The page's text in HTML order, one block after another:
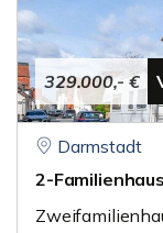
329.000,- €
Darmstadt
2-